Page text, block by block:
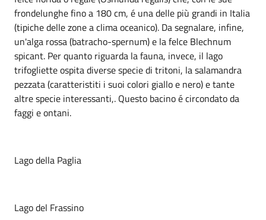
frondelunghe fino a 180 cm, é una delle più grandi in Italia
(tipiche delle zone a clima oceanico). Da segnalare, infine,
un'alga rossa (batracho-spernum) e la felce Blechnum
spicant. Per quanto riguarda la fauna, invece, il lago
trifogliette ospita diverse specie di tritoni, la salamandra
pezzata (caratteristiti i suoi colori giallo e nero) e tante
altre specie interessanti,. Questo bacino é circondato da
faggi e ontani.
Lago della Paglia
Lago del Frassino